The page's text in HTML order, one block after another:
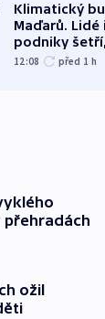
Klimatický
Maďarů. Lidé
podniky
omezuje se
12:08 před 1 h
přehradách
ožil